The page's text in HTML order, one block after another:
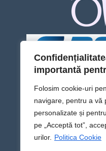
importantă
Folosim cookie-uri
navigare, pentru a vă
personalizate și
pe „Acceptă tot”,
urilor. Politica Cookie